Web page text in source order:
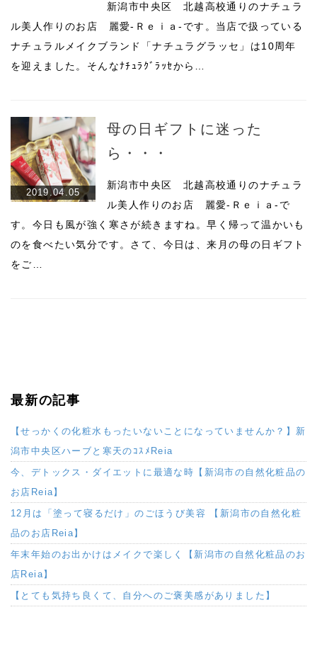
新潟市中央区 北越高校通りのナチュラ
ル美人作りのお店 麗愛-Ｒｅｉａ-です。当店で扱っている
ナチュラルメイクブランド「ナチュラグラッセ」は10周年
を迎えました。そんなﾅﾁｭﾗｸﾞﾗｯｾから…
2019.04.05
母の日ギフトに迷った
ら・・・
新潟市中央区 北越高校通りのナチュラ
ル美人作りのお店 麗愛-Ｒｅｉａ-で
す。今日も風が強く寒さが続きますね。早く帰って温かいも
のを食べたい気分です。さて、今日は、来月の母の日ギフト
をご…
最新の記事
【せっかくの化粧水もったいないことになっていませんか？】新
潟市中央区ハーブと寒天のｺｽﾒReia
今、デトックス・ダイエットに最適な時【新潟市の自然化粧品の
お店Reia】
12月は「塗って寝るだけ」のごほうび美容 【新潟市の自然化粧
品のお店Reia】
年末年始のお出かけはメイクで楽しく【新潟市の自然化粧品のお
店Reia】
【とても気持ち良くて、自分へのご褒美感がありました】